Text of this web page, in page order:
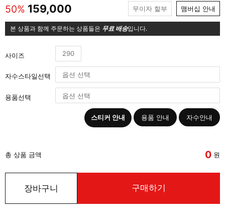
50% 159,000 무이자 할부 맴버십 안내
본 상품과 함께 주문하는 상품들은 무료 배송입니다.
사이즈 290
자수스타일선택
용품선택
스티커 안내 용품 안내 자수안내
총 상품 금액 0 원
장바구니 구매하기